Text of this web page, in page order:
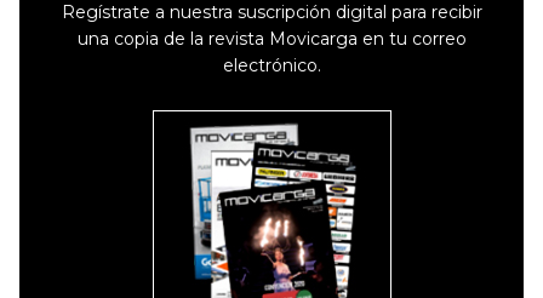
Regístrate a nuestra suscripción digital para recibir
una copia de la revista Movicarga en tu correo
electrónico.